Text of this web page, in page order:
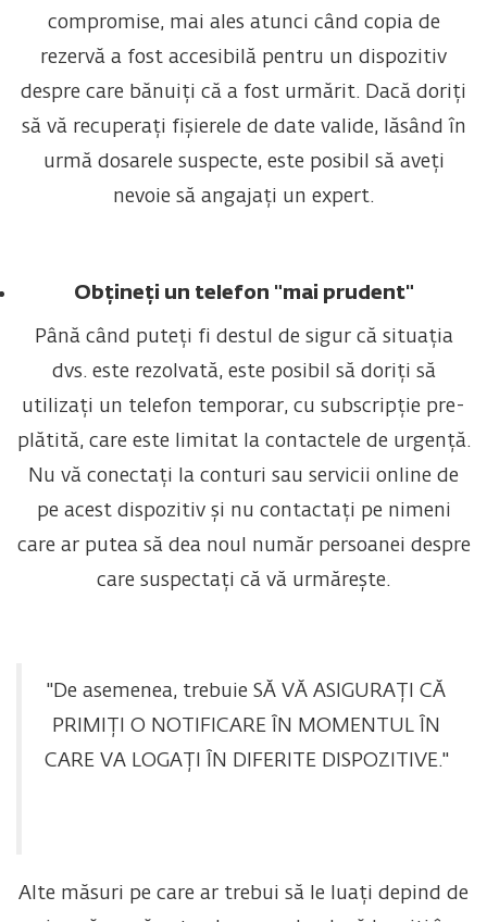
compromise, mai ales atunci când copia de
rezervă a fost accesibilă pentru un dispozitiv
despre care bănuiți că a fost urmărit. Dacă doriți
să vă recuperați fișierele de date valide, lăsând în
urmă dosarele suspecte, este posibil să aveți
nevoie să angajați un expert.
Obțineți un telefon "mai prudent"
Până când puteți fi destul de sigur că situația
dvs. este rezolvată, este posibil să doriți să
utilizați un telefon temporar, cu subscripție pre-
plătită, care este limitat la contactele de urgență.
Nu vă conectați la conturi sau servicii online de
pe acest dispozitiv și nu contactați pe nimeni
care ar putea să dea noul număr persoanei despre
care suspectați că vă urmărește.
"De asemenea, trebuie SĂ VĂ ASIGURAȚI CĂ
PRIMIȚI O NOTIFICARE ÎN MOMENTUL ÎN
CARE VA LOGAȚI ÎN DIFERITE DISPOZITIVE."
Alte măsuri pe care ar trebui să le luați depind de